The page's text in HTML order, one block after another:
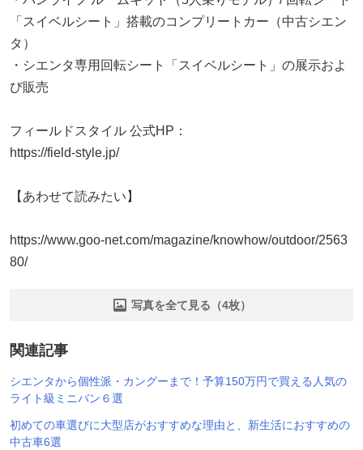
「スイベルシート」搭載のコンプリートカー（中古シエン
タ）
・シエンタ専用回転シート「スイベルシート」の展示およ
び販売
フィールドスタイル 公式HP：
https://field-style.jp/
【あわせて読みたい】
https://www.goo-net.com/magazine/knowhow/outdoor/2563
80/
写真を全て見る（4枚）
関連記事
シエンタから個性派・カングーまで！予算150万円で買える人気の
ライト級ミニバン６選
初めての車選びに大型店がおすすめな理由と、新生活におすすめの
中古車6選